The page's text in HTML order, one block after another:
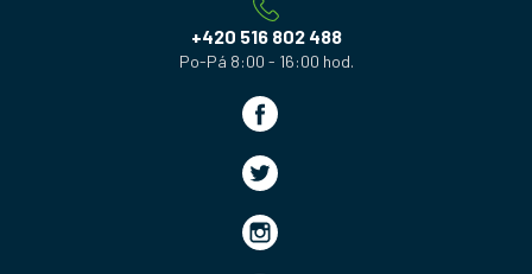
+420 516 802 488